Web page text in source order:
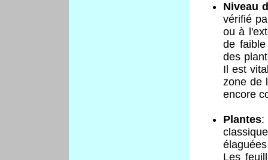
Niveau
vérifié
ou à
de faible
des
Il est
zone de
encore
Plantes:
Les